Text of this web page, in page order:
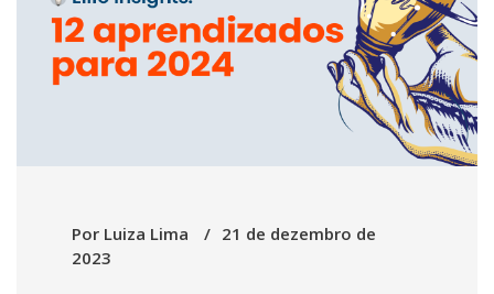
Por Luiza Lima
21 de dezembro de
2023